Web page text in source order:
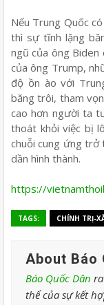
Nếu Trung Quốc
thì sự tĩnh lặng
ngũ của ông Biden
của ông Trump,
độ ồn ào với
băng trôi, tham
cao hơn người ta
thoát khỏi việc bị
chuỗi cung ứng trở
dần hình thành.
https://
TAGS: CHÍNH TRỊ-
About Báo
Báo Quốc Dân
thể của sự kết